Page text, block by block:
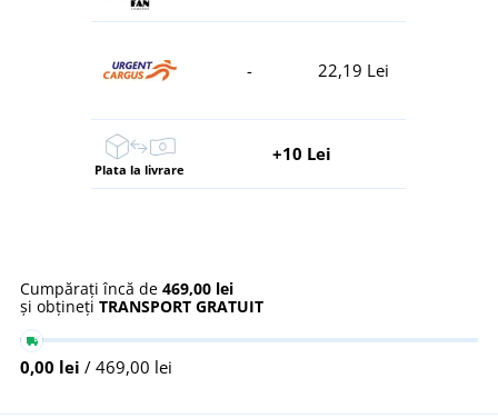
- 22,19 Lei
Plata la livrare
+10 Lei
Cumpărați încă de 469,00 lei
și obțineți TRANSPORT GRATUIT
0,00 lei / 469,00 lei